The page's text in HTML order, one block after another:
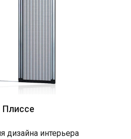
Плиссе
дизайна интерьера